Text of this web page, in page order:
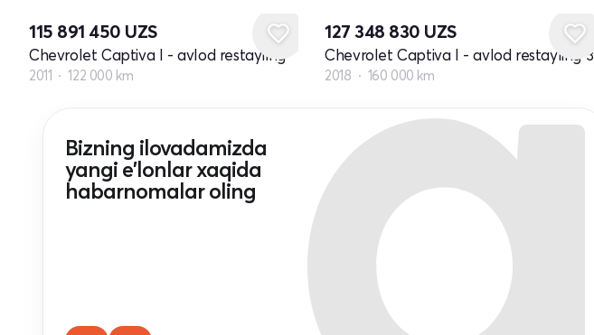
115 891 450 UZS
Chevrolet Captiva I - avlod restayling
2011 122 000 km
127 348 830 UZS
Chevrolet Captiva I - avlod restayling 3
2018 160 000 km
Bizning ilovadamizda
yangi e'lonlar xaqida
habarnomalar oling